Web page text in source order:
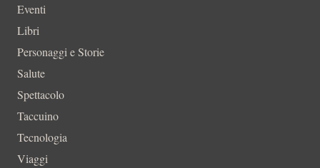
Eventi
Libri
Personaggi e Storie
Salute
Spettacolo
Taccuino
Tecnologia
Viaggi